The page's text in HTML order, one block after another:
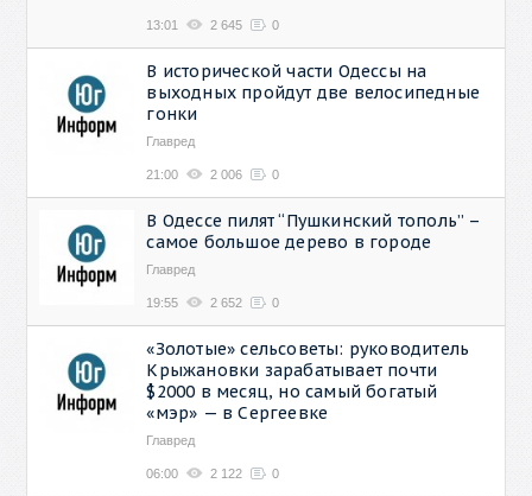
13:01 2 645 0
В исторической части Одессы на
выходных пройдут две велосипедные
гонки
Главред
21:00 2 006 0
В Одессе пилят “Пушкинский тополь” –
самое большое дерево в городе
Главред
19:55 2 652 0
«Золотые» сельсоветы: руководитель
Крыжановки зарабатывает почти
$2000 в месяц, но самый богатый
«мэр» — в Сергеевке
Главред
06:00 2 122 0